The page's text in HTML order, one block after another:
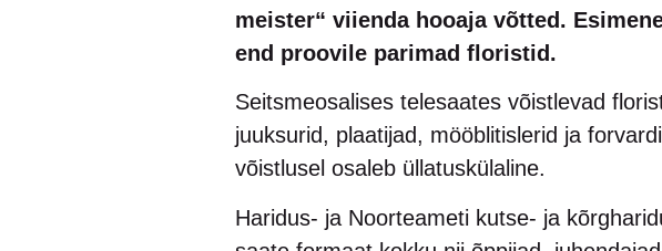
meister“ viienda hooaja võtted.
end proovile parimad floristid.
Seitsmeosalises telesaates võistlevad
juuksurid, plaatijad, mööblitislerid ja
võistlusel osaleb üllatuskülaline.
Haridus- ja Noorteameti kutse- ja